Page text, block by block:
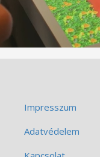
Impresszum
Adatvédelem